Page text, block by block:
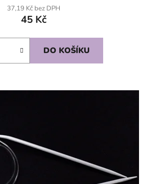
37,19 Kč bez DPH
45 Kč
DO KOŠÍKU